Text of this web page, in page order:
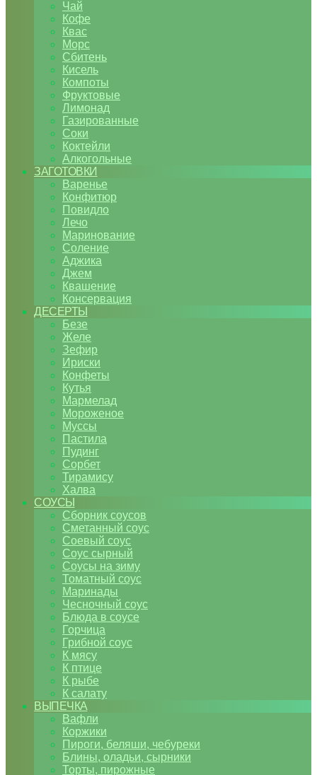
Чай
Кофе
Квас
Морс
Сбитень
Кисель
Компоты
Фруктовые
Лимонад
Газированные
Соки
Коктейли
Алкогольные
ЗАГОТОВКИ
Варенье
Конфитюр
Повидло
Лечо
Маринование
Соление
Аджика
Джем
Квашение
Консервация
ДЕСЕРТЫ
Безе
Желе
Зефир
Ириски
Конфеты
Кутья
Мармелад
Мороженое
Муссы
Пастила
Пудинг
Сорбет
Тирамису
Халва
СОУСЫ
Сборник соусов
Сметанный соус
Соевый соус
Соус сырный
Соусы на зиму
Томатный соус
Маринады
Чесночный соус
Блюда в соусе
Горчица
Грибной соус
К мясу
К птице
К рыбе
К салату
ВЫПЕЧКА
Вафли
Коржики
Пироги, беляши, чебуреки
Блины, оладьи, сырники
Торты, пирожные